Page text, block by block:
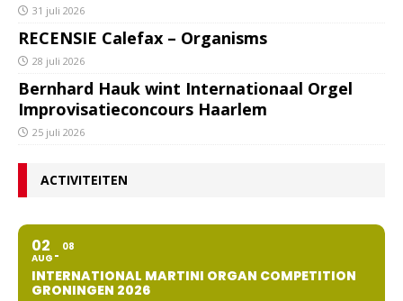
31 juli 2026
RECENSIE Calefax – Organisms
28 juli 2026
Bernhard Hauk wint Internationaal Orgel
Improvisatieconcours Haarlem
25 juli 2026
ACTIVITEITEN
02
AUG
08
INTERNATIONAL MARTINI ORGAN COMPETITION
GRONINGEN 2026